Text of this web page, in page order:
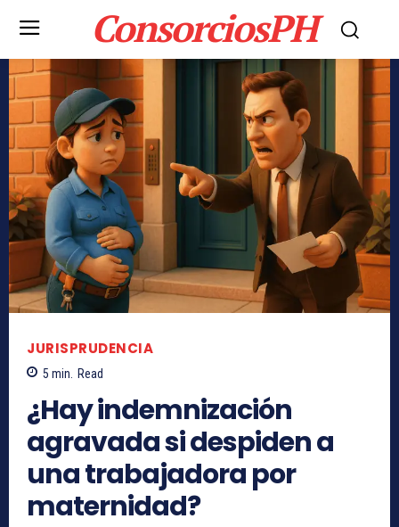
ConsorciosPH
JURISPRUDENCIA
5 min. Read
¿Hay indemnización
agravada si despiden a
una trabajadora por
maternidad?